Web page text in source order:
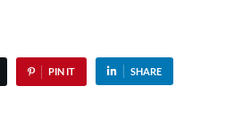
PIN IT SHARE